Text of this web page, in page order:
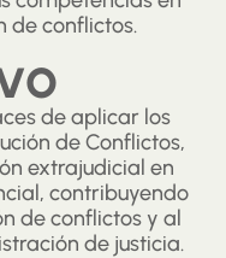
de conflictos.
de aplicar los
de Conflictos,
extrajudicial en
contribuyendo
de conflictos y al
de justicia.